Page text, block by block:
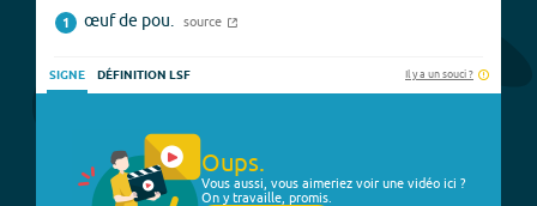
1 œuf de pou. source
SIGNE DÉFINITION LSF Il y a un souci ?
Oups.
Vous aussi, vous aimeriez voir une vidéo ici ?
On y travaille, promis.